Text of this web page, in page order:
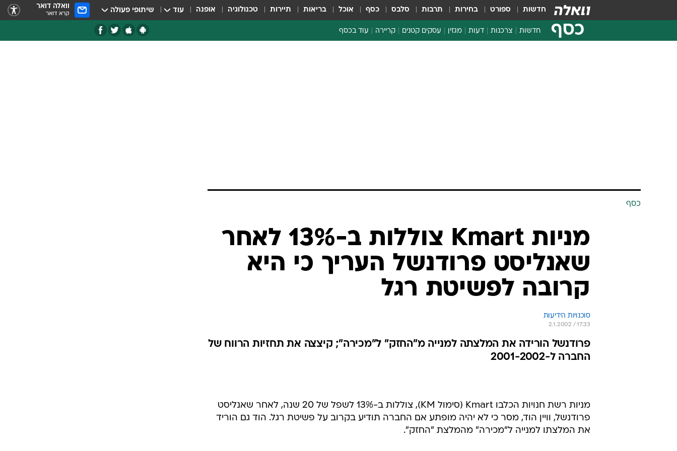
חדשות ספורט בחירות תרבות סלבס כסף אוכל בריאות תיירות טכנולוגיה אופנה עוד שיתופי פעולה וואלה דואר
קרא דואר
כסף חדשות צרכנות דעות מגזין עסקים קטנים קריירה עוד בכסף
כסף
מניות Kmart צוללות ב-13% לאחר
שאנליסט פרודנשל העריך כי היא
קרובה לפשיטת רגל
סוכנויות הידיעות
2.1.2002 / 17:33
פרודנשל הורידה את המלצתה למנייה מ"החזק" ל"מכירה"; קיצצה את תחזיות הרווח של
החברה ל-2001-2002
מניות רשת חנויות הכלבו Kmart (סימול KM), צוללות ב-13% לשפל של 20 שנה, לאחר שאנליסט
פרודנשל, וויין הוד, מסר כי לא יהיה מופתע אם החברה תודיע בקרוב על פשיטת רגל. הוד גם הוריד
את המלצתו למנייה ל"מכירה" מהמלצת "החזק".